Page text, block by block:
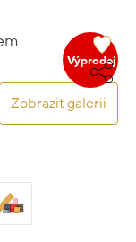
Zobrazit galerii
Výprodej